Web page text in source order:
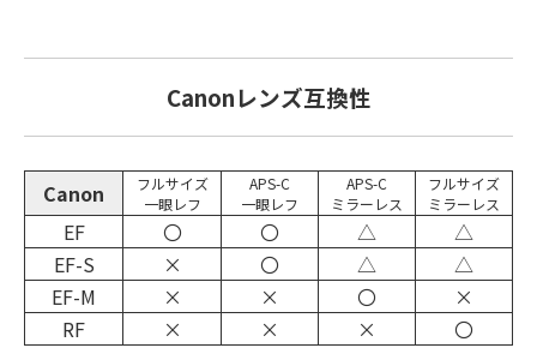
Canonレンズ互換性
Canon
フルサイズ
一眼レフ
APS-C
一眼レフ
APS-C
ミラーレス
フルサイズ
ミラーレス
EF 〇 〇 △
△
EF-S
× 〇 △
△
EF-M
× × 〇
×
RF
× × × 〇